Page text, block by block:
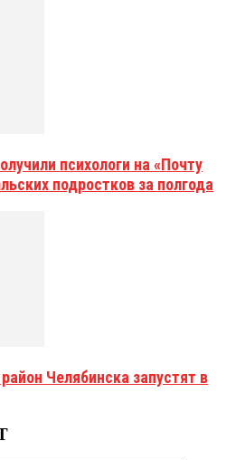
психологи на «Почту
подростков за полгода
Челябинска запустят в